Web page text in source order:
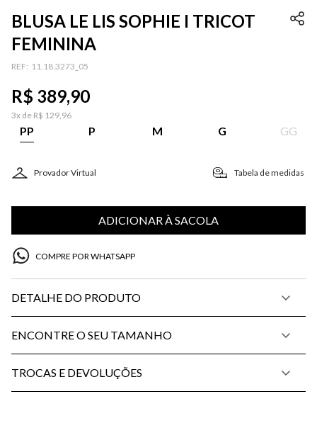
BLUSA LE LIS SOPHIE I TRICOT
FEMININA
: 11.18.3273_05
R$ 389,90
3x de R$ 129,96
PP P M G GG
Provador Virtual Tabela de medidas
ADICIONAR À SACOLA
COMPRE POR WHATSAPP
DETALHE DO PRODUTO
ENCONTRE O SEU TAMANHO
TROCAS E DEVOLUÇÕES